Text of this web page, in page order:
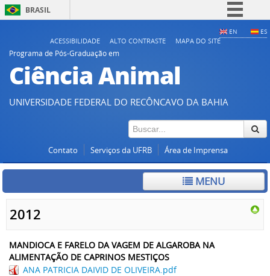
BRASIL
Participe
Acesso à informação
Legislação
EN ES
ACESSIBILIDADE ALTO CONTRASTE
MAPA DO SITE
Programa de Pós-Graduação em
Ciência Animal
UNIVERSIDADE FEDERAL DO RECÔNCAVO DA BAHIA
Contato Serviços da UFRB Área de Imprensa
MENU
2012
MANDIOCA E FARELO DA VAGEM DE ALGAROBA NA
ALIMENTAÇÃO DE CAPRINOS MESTIÇOS
ANA PATRICIA DAIVID DE OLIVEIRA.pdf